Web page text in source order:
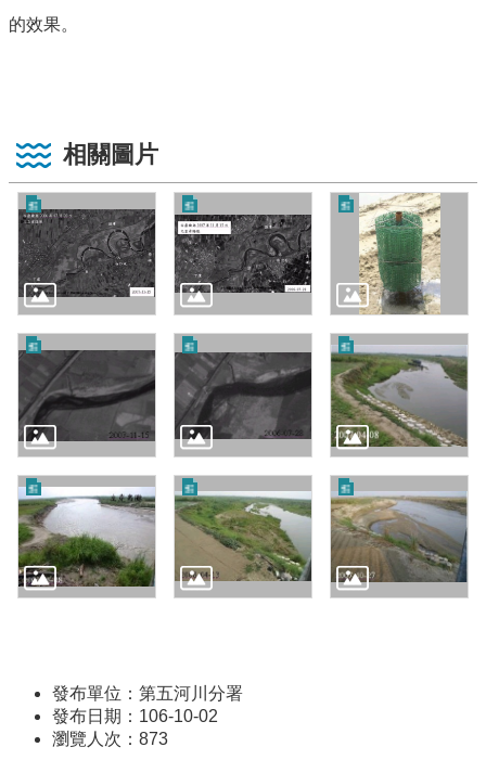
的效果。
相關圖片
發布單位：第五河川分署
發布日期：106-10-02
瀏覽人次： 873